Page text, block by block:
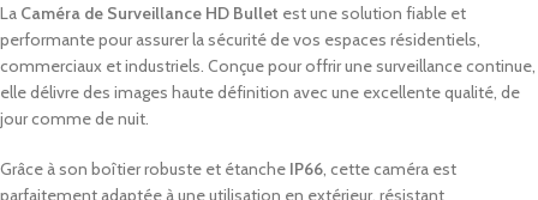
La Caméra de Surveillance HD Bullet est une solution fiable et
performante pour assurer la sécurité de vos espaces résidentiels,
commerciaux et industriels. Conçue pour offrir une surveillance continue,
elle délivre des images haute définition avec une excellente qualité, de
jour comme de nuit.
Grâce à son boîtier robuste et étanche IP66 , cette caméra est
parfaitement adaptée à une utilisation en extérieur, résistant